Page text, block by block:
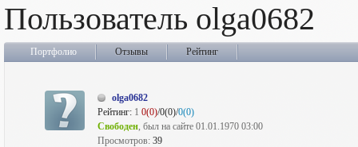
Пользователь olga0682
Портфолио Отзывы Рейтинг
olga0682
Рейтинг: 1 0(0)/0(0)/0(0)
Свободен, был на сайте 01.01.1970 03:00
Просмотров: 39